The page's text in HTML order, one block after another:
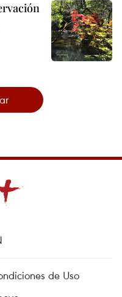
de Uso